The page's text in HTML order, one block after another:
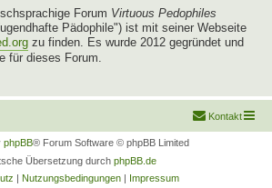
Forum Virtuous Pedophiles
Pädophile") ist mit seiner Webseite
zu finden. Es wurde 2012 gegründet und
für dieses Forum.
Kontakt
phpBB® Forum Software © phpBB Limited
Übersetzung durch phpBB.de
| Nutzungsbedingungen | Impressum